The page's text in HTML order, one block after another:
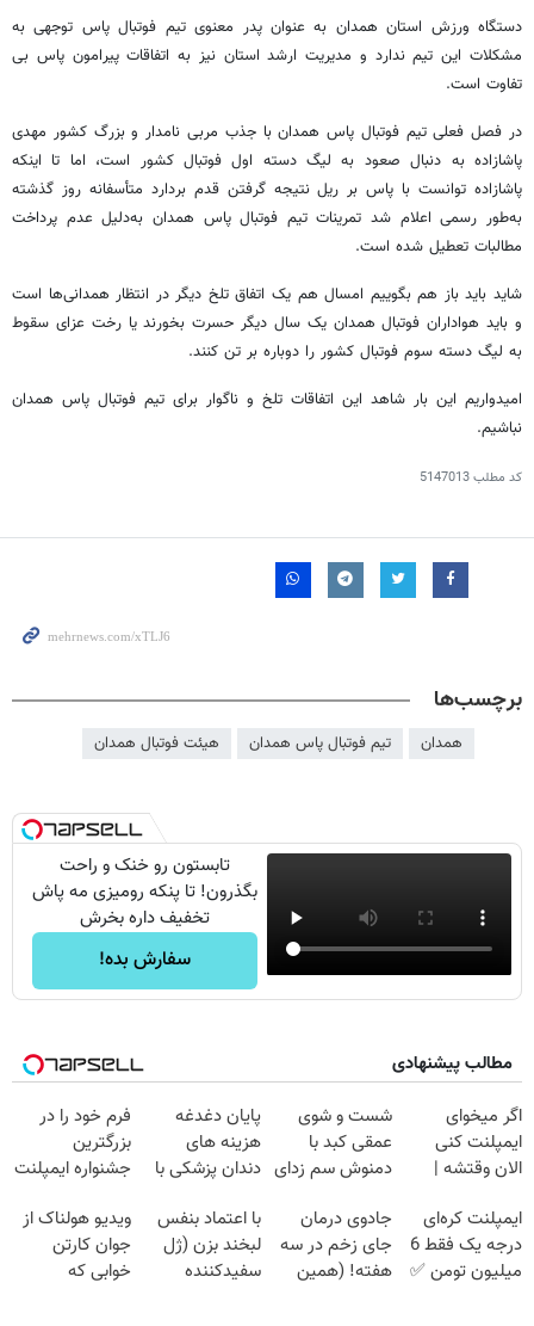
دستگاه ورزش استان همدان به عنوان پدر معنوی تیم فوتبال پاس توجهی به
مشکلات این تیم ندارد و مدیریت ارشد استان نیز به اتفاقات پیرامون پاس بی
تفاوت است.
در فصل فعلی تیم فوتبال پاس همدان با جذب مربی نامدار و بزرگ کشور مهدی
پاشازاده به دنبال صعود به لیگ دسته اول فوتبال کشور است، اما تا اینکه
پاشازاده توانست با پاس بر ریل نتیجه گرفتن قدم بردارد متأسفانه روز گذشته
به‌طور رسمی اعلام شد تمرینات تیم فوتبال پاس همدان به‌دلیل عدم پرداخت
مطالبات تعطیل شده است.
شاید باید باز هم بگوییم امسال هم یک اتفاق تلخ دیگر در انتظار همدانی‌ها است
و باید هواداران فوتبال همدان یک سال دیگر حسرت بخورند یا رخت عزای سقوط
به لیگ دسته سوم فوتبال کشور را دوباره بر تن کنند.
امیدواریم این بار شاهد این اتفاقات تلخ و ناگوار برای تیم فوتبال پاس همدان
نباشیم.
کد مطلب5147013
برچسب‌ها
همدان تیم فوتبال پاس همدان هیئت فوتبال همدان
تابستون رو خنک و راحت
بگذرون! تا پنکه رومیزی مه پاش
تخفیف داره بخرش
سفارش بده!
مطالب پیشنهادی
اگر میخوای
ایمپلنت کنی
الان وقتشه |
میلیون تومان!!!
شست و شوی
عمقی کبد با
دمنوش سم زدای
پایان دغدغه
هزینه های
دندان پزشکی با
خانگی
فرم خود را در
بزرگترین
جشنواره ایمپلنت
فقط ۲۵ میلیون
ایمپلنت کره‌ای
درجه یک فقط 6
میلیون تومن ✅
جادوی درمان
جای زخم در سه
هفته! (همین
با اعتماد بنفس
لبخند بزن (ژل
سفیدکننده
ویدیو هولناک از
جوان کارتن
خوابی که